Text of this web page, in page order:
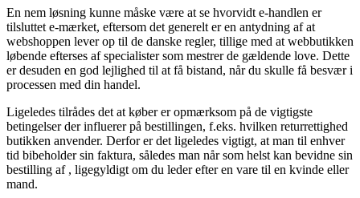
En nem løsning kunne måske være at se hvorvidt e-handlen er
tilsluttet e-mærket, eftersom det generelt er en antydning af at
webshoppen lever op til de danske regler, tillige med at webbutikken
løbende efterses af specialister som mestrer de gældende love. Dette
er desuden en god lejlighed til at få bistand, når du skulle få besvær i
processen med din handel.
Ligeledes tilrådes det at køber er opmærksom på de vigtigste
betingelser der influerer på bestillingen, f.eks. hvilken returrettighed
butikken anvender. Derfor er det ligeledes vigtigt, at man til enhver
tid bibeholder sin faktura, således man når som helst kan bevidne sin
bestilling af , ligegyldigt om du leder efter en vare til en kvinde eller
mand.